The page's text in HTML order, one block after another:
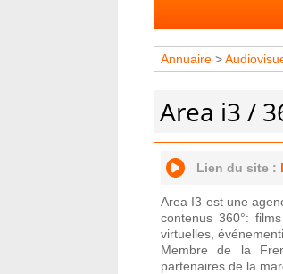
Annuaire >
Area i3 /
Lien du site :
Area I3 est une
contenus 360°:
virtuelles,
Membre de la
partenaires de la